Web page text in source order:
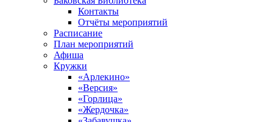
Контакты
Отчёты мероприятий
Расписание
План мероприятий
Афиша
Кружки
«Арлекино»
«Версия»
«Горлица»
«Жердочка»